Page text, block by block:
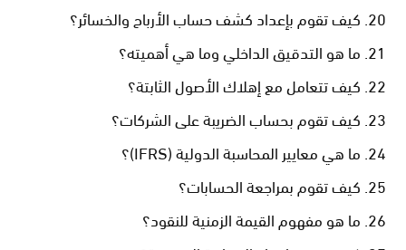
كيف تقوم بإعداد كشف حساب الأرباح والخسائر؟
ما هو التدقيق الداخلي وما هي أهميته؟
كيف تتعامل مع إهلاك الأصول الثابتة؟
كيف تقوم بحساب الضريبة على الشركات؟
ما هي معايير المحاسبة الدولية (IFRS)؟
كيف تقوم بمراجعة الحسابات؟
ما هو مفهوم القيمة الزمنية للنقود؟